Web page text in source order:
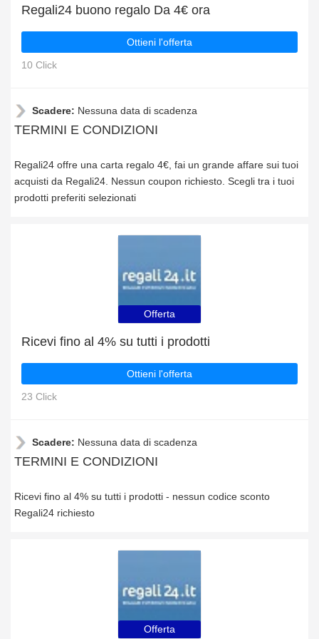
Regali24 buono regalo Da 4€ ora
Ottieni l'offerta
10 Click
Scadere: Nessuna data di scadenza
TERMINI E CONDIZIONI
Regali24 offre una carta regalo 4€, fai un grande affare sui tuoi
acquisti da Regali24. Nessun coupon richiesto. Scegli tra i tuoi
prodotti preferiti selezionati
Offerta
Ricevi fino al 4% su tutti i prodotti
Ottieni l'offerta
23 Click
Scadere: Nessuna data di scadenza
TERMINI E CONDIZIONI
Ricevi fino al 4% su tutti i prodotti - nessun codice sconto
Regali24 richiesto
Offerta